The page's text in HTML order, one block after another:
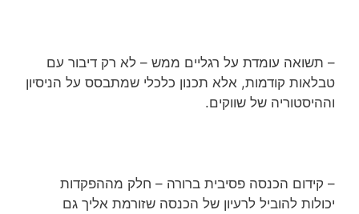
– תשואה עומדת על רגליים ממש – לא רק דיבור עם
טבלאות קודמות, אלא תכנון כלכלי שמתבסס על הניסיון
וההיסטוריה של שווקים.
– קידום הכנסה פסיבית ברורה – חלק מההפקדות
יכולות להוביל לרעיון של הכנסה שזורמת אליך גם